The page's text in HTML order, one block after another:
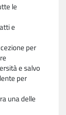
le
e
per
e salvo
per
una delle